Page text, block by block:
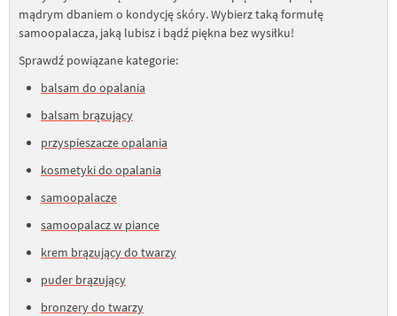
mądrym dbaniem o kondycję skóry. Wybierz taką formułę
samoopalacza, jaką lubisz i bądź piękna bez wysiłku!
Sprawdź powiązane kategorie:
balsam do opalania
balsam brązujący
przyspieszacze opalania
kosmetyki do opalania
samoopalacze
samoopalacz w piance
krem brązujący do twarzy
puder brązujący
bronzery do twarzy